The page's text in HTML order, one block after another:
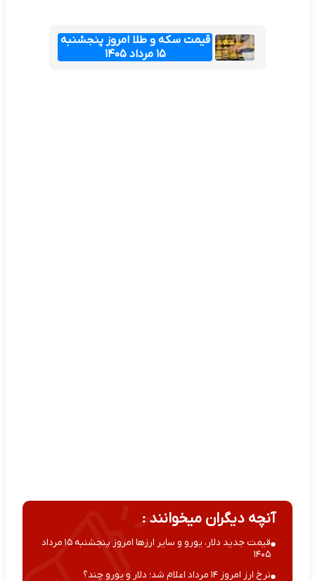
قیمت سکه و طلا امروز پنجشنبه
۱۵ مرداد ۱۴۰۵
آنچه دیگران میخوانند :
قیمت جدید دلار، یورو و سایر ارزها امروز پنجشنبه ۱۵ مرداد
۱۴۰۵
نرخ ارز امروز ۱۴ مرداد اعلام شد؛ دلار و یورو چند؟